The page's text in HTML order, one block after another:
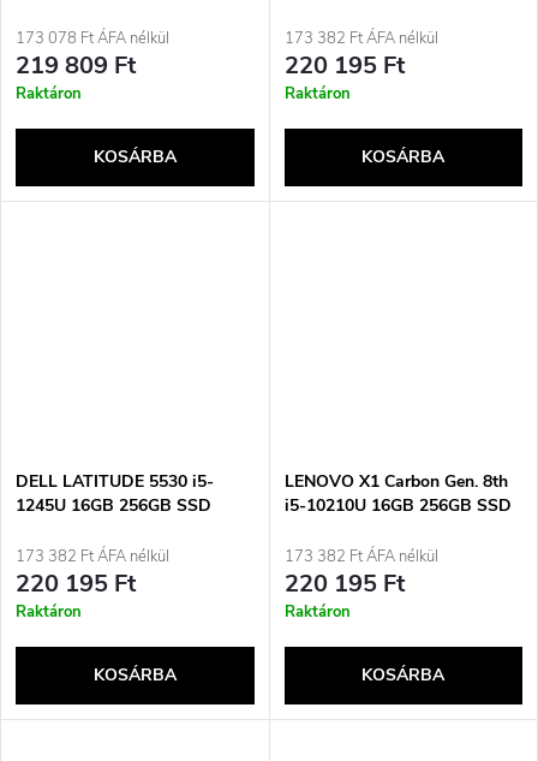
Windows 11 Természetes
ezüst 2 év garancia
173 078 Ft ÁFA nélkül
219 809 Ft
Raktáron
KOSÁRBA
(érintőképernyős) Win11pro
Használt
173 382 Ft ÁFA nélkül
220 195 Ft
Raktáron
KOSÁRBA
DELL LATITUDE 5530 i5-
1245U 16GB 256GB SSD
Használt
173 382 Ft ÁFA nélkül
220 195 Ft
Raktáron
KOSÁRBA
LENOVO X1 Carbon Gen. 8th
i5-10210U 16GB 256GB SSD
Win11pro Použité
173 382 Ft ÁFA nélkül
220 195 Ft
Raktáron
KOSÁRBA